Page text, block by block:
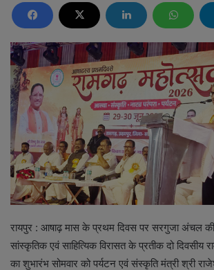
रायपुर : आषाढ़ मास के प्रथम दिवस पर सरगुजा अंचल की
सांस्कृतिक एवं साहित्यिक विरासत के प्रतीक दो दिवसीय
का शुभारंभ सोमवार को पर्यटन एवं संस्कृति मंत्री श्री